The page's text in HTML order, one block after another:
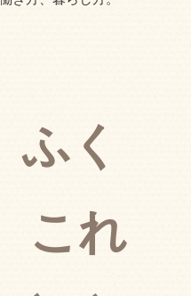
く
これ